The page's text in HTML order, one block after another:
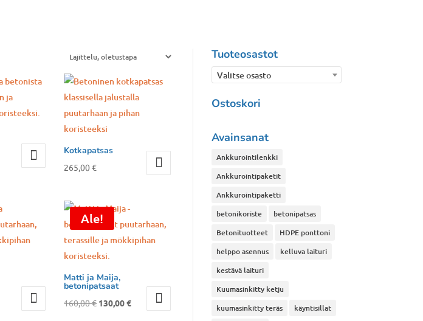
Kotkapatsas
265,00€
Ale!
Matti ja Maija,
betonipatsaat
160,00€Alkuperäinen
130,00€Nykyinen
Tuoteosastot
Valitse osasto
Ostoskori
Avainsanat
Ankkurointilenkki
Ankkurointipaketit
Ankkurointipaketti
betonikoriste
betonipatsas
Betonituotteet
HDPE ponttoni
helppo asennus
kelluva laituri
kestävä laituri
Kuumasinkitty ketju
kuumasinkitty teräs
käyntisillat